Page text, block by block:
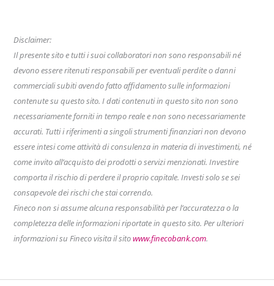
Disclaimer:
Il presente sito e tutti i suoi collaboratori non sono responsabili né
devono essere ritenuti responsabili per eventuali perdite o danni
commerciali subiti avendo fatto affidamento sulle informazioni
contenute su questo sito. I dati contenuti in questo sito non sono
necessariamente forniti in tempo reale e non sono necessariamente
accurati. Tutti i riferimenti a singoli strumenti finanziari non devono
essere intesi come attività di consulenza in materia di investimenti, né
come invito all’acquisto dei prodotti o servizi menzionati. Investire
comporta il rischio di perdere il proprio capitale. Investi solo se sei
consapevole dei rischi che stai correndo.
Fineco non si assume alcuna responsabilità per l’accuratezza o la
completezza delle informazioni riportate in questo sito. Per ulteriori
informazioni su Fineco visita il sitowww.finecobank.com.